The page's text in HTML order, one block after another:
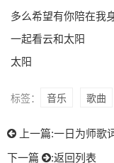
多么希望有你陪在我
一起看云和太阳
太阳
标签： 音乐 歌曲
上一篇:一日为师歌
下一篇
:返回列表